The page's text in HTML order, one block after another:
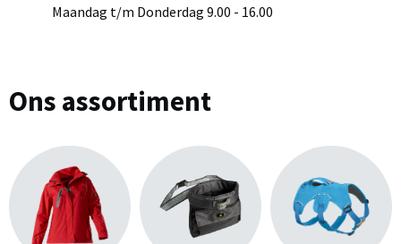
Maandag t/m Donderdag 9.00 - 16.00
Ons assortiment